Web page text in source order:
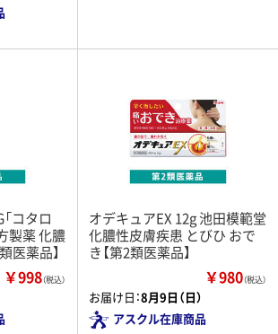
コタロ
製薬 化膿
医薬品】
￥998（税込）
オデキュアEX 12g 池田模範堂
化膿性皮膚疾患 とびひ おで
き【第2類医薬品】
￥980（税込）
お届け日：8月9日（日）
アスクル在庫商品